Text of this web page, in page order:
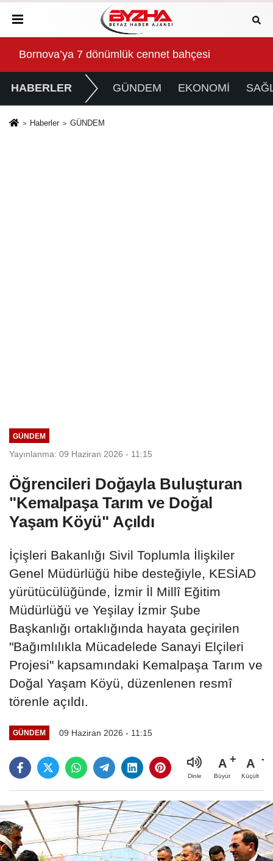
Gökeyüp Mahallesi'nin Su Sorunu Çözüme
HABERLER GÜNDEM EKONOMİ
Haberler GÜNDEM
GÜNDEM
Yayınlanma: 09 Haziran 2026 - 11:15
Öğrencileri Doğayla Buluşturan
"Kemalpaşa Tarım ve Doğal
Yaşam Köyü" Açıldı
İçişleri Bakanlığı Sivil Toplumla İlişkiler
Genel Müdürlüğü hibe desteğiyle, KESİAD
yürütücülüğünde, İzmir İl Millî Eğitim
Müdürlüğü ve Yeşilay İzmir Şube
Başkanlığı ortaklığında hayata geçirilen
"Bağımlılıkla Mücadelede Sanayi Elçileri
Projesi" kapsamındaki Kemalpaşa Tarım ve
Doğal Yaşam Köyü, düzenlenen resmî
törenle açıldı.
GÜNDEM 09 Haziran 2026 - 11:15
Dinle
A
Büyüt
A
Küçült